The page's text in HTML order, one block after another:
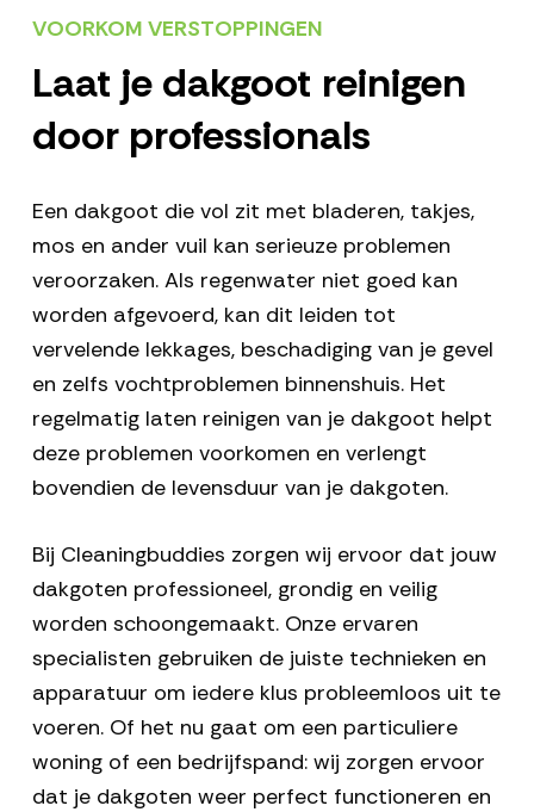
VOORKOM VERSTOPPINGEN
Laat je dakgoot reinigen
door professionals
Een dakgoot die vol zit met bladeren, takjes,
mos en ander vuil kan serieuze problemen
veroorzaken. Als regenwater niet goed kan
worden afgevoerd, kan dit leiden tot
vervelende lekkages, beschadiging van je gevel
en zelfs vochtproblemen binnenshuis. Het
regelmatig laten reinigen van je dakgoot helpt
deze problemen voorkomen en verlengt
bovendien de levensduur van je dakgoten.
Bij Cleaningbuddies zorgen wij ervoor dat jouw
dakgoten professioneel, grondig en veilig
worden schoongemaakt. Onze ervaren
specialisten gebruiken de juiste technieken en
apparatuur om iedere klus probleemloos uit te
voeren. Of het nu gaat om een particuliere
woning of een bedrijfspand: wij zorgen ervoor
dat je dakgoten weer perfect functioneren en